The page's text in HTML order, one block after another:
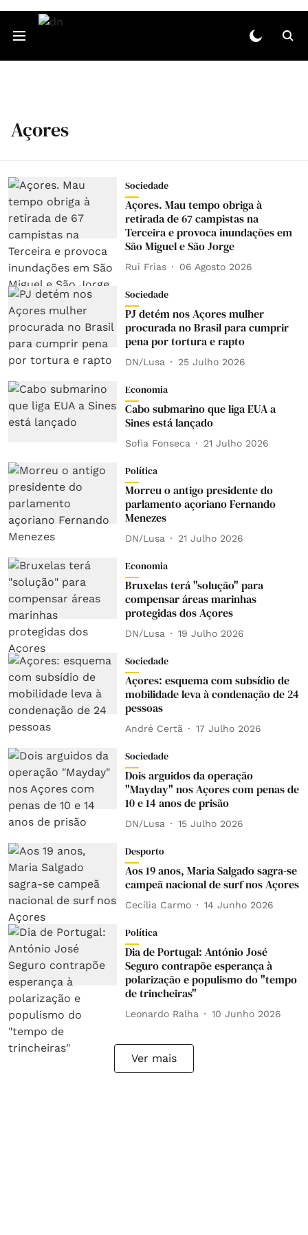
Açores
Sociedade
Açores. Mau tempo obriga à
retirada de 67 campistas na
Terceira e provoca inundações em
São Miguel e São Jorge
Rui Frias 06 Agosto 2026
Sociedade
PJ detém nos Açores mulher
procurada no Brasil para cumprir
pena por tortura e rapto
DN/Lusa 25 Julho 2026
Economia
Cabo submarino que liga EUA a
Sines está lançado
Sofia Fonseca 21 Julho 2026
Política
Morreu o antigo presidente do
parlamento açoriano Fernando
Menezes
DN/Lusa 21 Julho 2026
Economia
Bruxelas terá "solução" para
compensar áreas marinhas
protegidas dos Açores
DN/Lusa 19 Julho 2026
Sociedade
Açores: esquema com subsídio de
mobilidade leva à condenação de 24
pessoas
André Certã 17 Julho 2026
Sociedade
Dois arguidos da operação
"Mayday" nos Açores com penas de
10 e 14 anos de prisão
DN/Lusa 15 Julho 2026
Desporto
Aos 19 anos, Maria Salgado sagra-se
campeã nacional de surf nos Açores
Cecília Carmo 14 Junho 2026
Política
Dia de Portugal: António José
Seguro contrapõe esperança à
polarização e populismo do "tempo
de trincheiras"
Leonardo Ralha 10 Junho 2026
Ver mais